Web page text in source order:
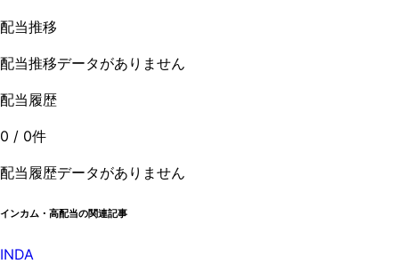
配当推移
配当推移データがありません
配当履歴
0 / 0件
配当履歴データがありません
インカム・高配当の関連記事
INDA